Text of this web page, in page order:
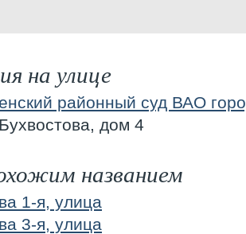
на улице
районный суд ВАО
дом 4
названием
1-я, улица
3-я, улица